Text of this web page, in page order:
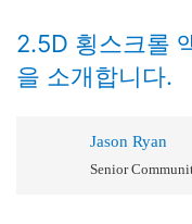
2.5D 횡스크롤
을 소개합니다.
Jason Ryan
Senior